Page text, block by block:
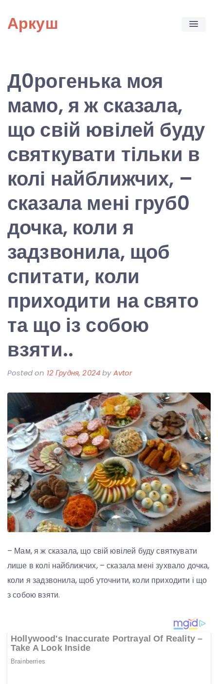
content
Аркуш
Д0рогенька моя
мамо, я ж сказала,
що свій ювілей буду
святкувати тільки в
колі найближчих, –
сказала мені груб0
дочка, коли я
задзвонила, щоб
спитати, коли
приходити на свято
та що із собою
взяти..
Posted on 12 Грудня, 2024byAvtor
– Мам, я ж сказала, що свій ювілей буду святкувати
лише в колі найближчих, – сказала мені зухвало дочка,
коли я задзвонила, щоб уточнити, коли приходити і що
з собою взяти.